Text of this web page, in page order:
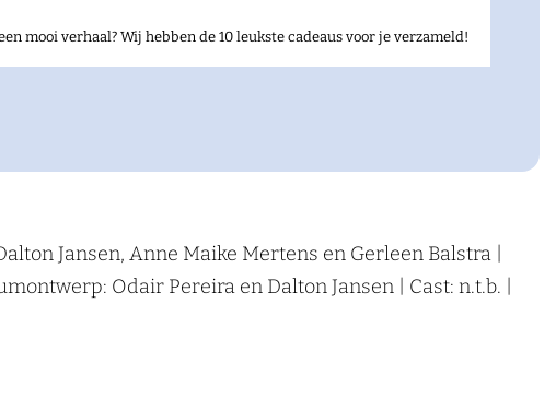
mooi verhaal? Wij hebben de 10 leukste cadeaus voor je verzameld!
Jansen, Anne Maike Mertens en Gerleen Balstra |
Odair Pereira en Dalton Jansen | Cast: n.t.b. |